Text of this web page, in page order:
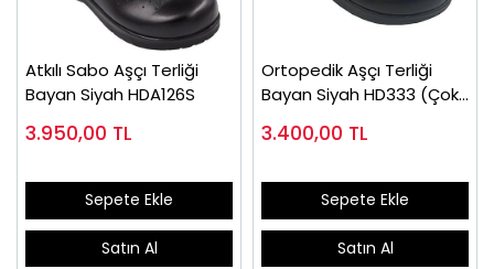
Atkılı Sabo Aşçı Terliği
Bayan Siyah HDA126S
3.950,00 TL
Sepete Ekle
Satın Al
Ortopedik Aşçı Terliği
Bayan Siyah HD333 (Çok
3.400,00 TL
Sepete Ekle
Satın Al